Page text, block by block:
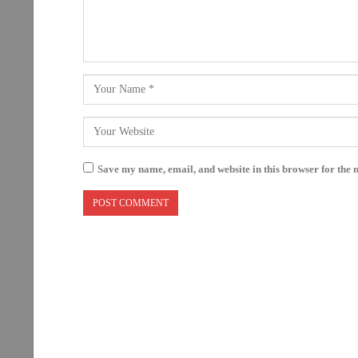
Save my name, email, and website in this browser for the